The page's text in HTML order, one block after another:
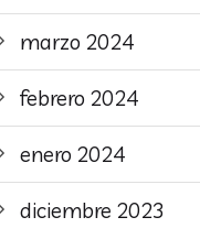
marzo 2024
febrero 2024
enero 2024
diciembre 2023